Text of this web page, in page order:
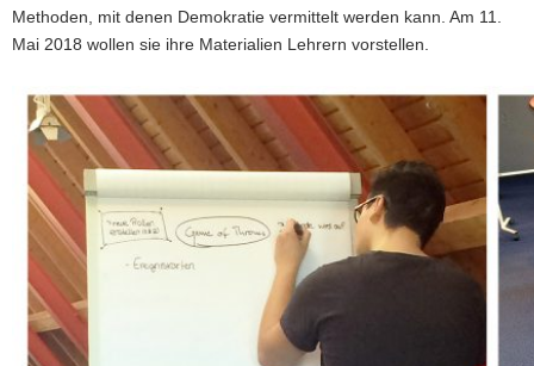
a
v
g
a
o
Methoden, mit denen Demokratie vermittelt werden kann. Am 11.
Mai 2018 wollen sie ihre Materialien Lehrern vorstellen.